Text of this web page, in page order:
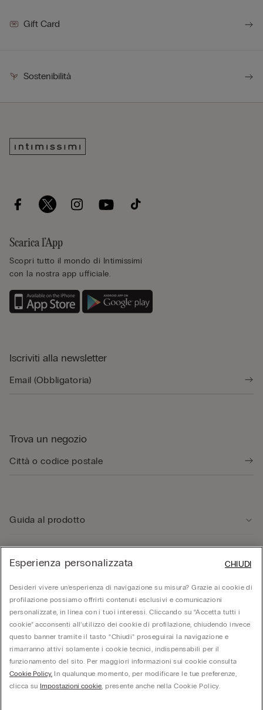
Gift Card
Sostenibilità
Scarica l’App
Scopri tutto il mondo di Intimissimi
con la nostra app ufficiale.
Iscriviti alla newsletter
Trova un negozio
Guida al prodotto
Area Legale
Corporate
© Calzedonia S.p.A | P.iva 02253210237 | Sede Legale: Malcesine (VR), Via Portici
Umberto Primo n. 5/3 | Cod. Fisc. e n.iscr. al Reg. Imprese di Verona: 01037050422 |
REA: VR – 205310 | Capitale sociale: Euro 212.000.000,00 | Società soggetta a
Esperienza personalizzata
Desideri vivere un’esperienza di navigazione su misura? Grazie ai cookie di
profilazione possiamo offrirti contenuti esclusivi e comunicazioni
personalizzate, in linea con i tuoi interessi. Cliccando su “Accetta tutti i
cookie” acconsenti all’utilizzo dei cookie di profilazione, chiudendo invece
questo banner tramite il tasto “Chiudi” proseguirai la navigazione e
rimarranno attivi solamente i cookie tecnici, indispensabili per il
funzionamento del sito. Per maggiori informazioni sui cookie consulta
Cookie Policy. In qualunque momento, per modificare le tue preferenze,
clicca suImpostazioni cookie, presente anche nella Cookie Policy.
CHIUDI